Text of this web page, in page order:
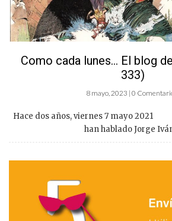
Como cada lunes… El blog
333)
8 mayo, 2023 | 0
Hace dos años, viernes 7 mayo 2021
han hablado Jorge